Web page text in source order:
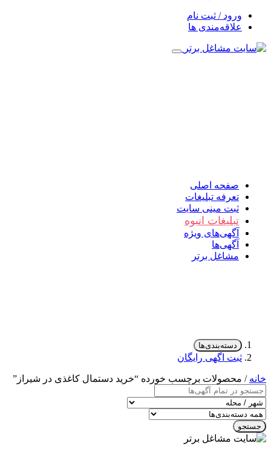
ورود / ثبت نام
علاقه‌مندی ها
صفحه اصلی
تعرفه تبلیغات
ثبت مینی سایت
تبلیغات انبوه
آگهی‌های ویژه
آگهی‌ها
مشاغل برتر
دسته‌بندی‌ها
ثبت اگهی رایگان
خانه / محصولات برچسب خورده “خرید دستمال کاغذی در شیراز”
جستجو